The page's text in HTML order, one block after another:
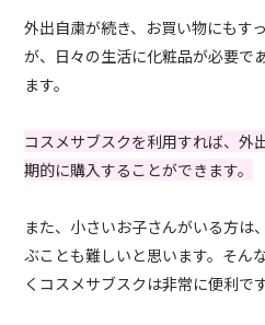
外出自粛が続き、お買い物にもす
が、日々の生活に化粧品が必要で
ます。
コスメサブスクを利用すれば、外
期的に購入することができます。
また、小さいお子さんがいる方は
ぶことも難しいと思います。そん
くコスメサブスクは非常に便利です